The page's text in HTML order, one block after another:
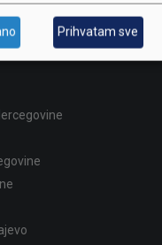
Prihvatam sve